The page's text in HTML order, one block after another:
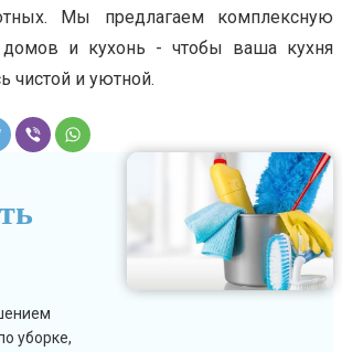
Мы предлагаем комплексную
домов и кухонь - чтобы ваша кухня
чистой и уютной.
уборке,